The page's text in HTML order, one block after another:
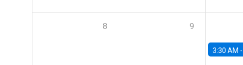
8 9
3:30 AM -